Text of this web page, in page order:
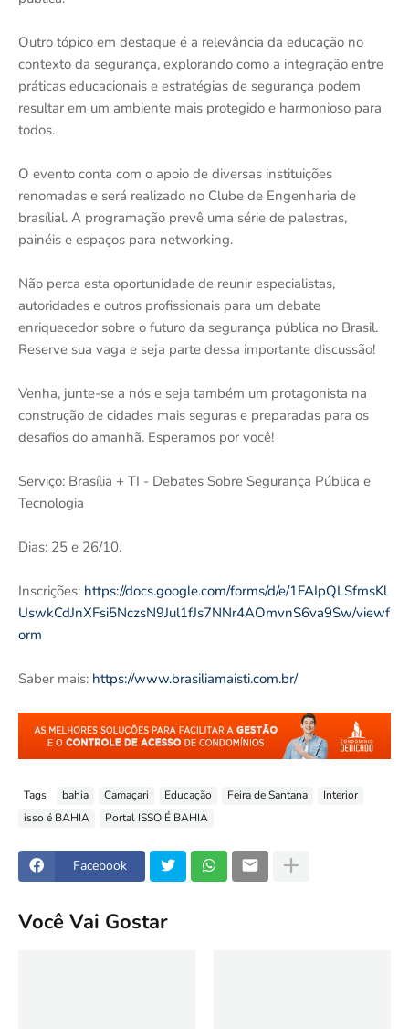
Outro tópico em destaque é a relevância da educação no
contexto da segurança, explorando como a integração entre
práticas educacionais e estratégias de segurança podem
resultar em um ambiente mais protegido e harmonioso para
todos.
O evento conta com o apoio de diversas instituições
renomadas e será realizado no Clube de Engenharia de
brasílial. A programação prevê uma série de palestras,
painéis e espaços para networking.
Não perca esta oportunidade de reunir especialistas,
autoridades e outros profissionais para um debate
enriquecedor sobre o futuro da segurança pública no Brasil.
Reserve sua vaga e seja parte dessa importante discussão!
Venha, junte-se a nós e seja também um protagonista na
construção de cidades mais seguras e preparadas para os
desafios do amanhã. Esperamos por você!
Serviço: Brasília + TI - Debates Sobre Segurança Pública e
Tecnologia
Dias: 25 e 26/10.
Inscrições: https://docs.google.com/forms/d/e/1FAIpQLSfmsKl
UswkCdJnXFsi5NczsN9Jul1fJs7NNr4AOmvnS6va9Sw/viewf
orm
Saber mais: https://www.brasiliamaisti.com.br/
Tags bahia Camaçari Educação Feira de Santana
Interior
isso é BAHIA
Portal ISSO É BAHIA
Facebook
Você Vai Gostar